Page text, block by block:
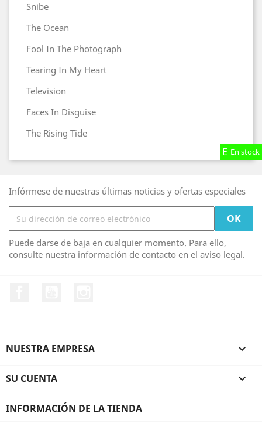
En stock
En stock
En stock
Snibe
The Ocean
Fool In The Photograph
Tearing In My Heart
Television
Faces In Disguise
The Rising Tide
Infórmese de nuestras últimas noticias y ofertas especiales
Puede darse de baja en cualquier momento. Para ello,
consulte nuestra información de contacto en el aviso legal.
NUESTRA EMPRESA 
SU CUENTA 
INFORMACIÓN DE LA TIENDA